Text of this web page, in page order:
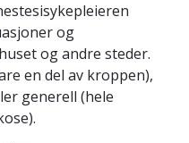
og
og andre steder.
en del av kroppen),
generell (hele